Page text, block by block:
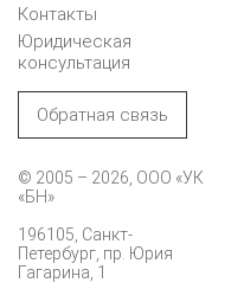
Контакты
Юридическая
консультация
Обратная связь
© 2005 – 2026, ООО «УК
«БН»
196105, Санкт-
Петербург, пр. Юрия
Гагарина, 1